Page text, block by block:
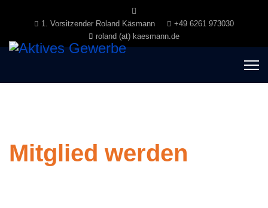
1. Vorsitzender Roland Käsmann
+49 6261 973030
roland (at) kaesmann.de
Mitglied werden